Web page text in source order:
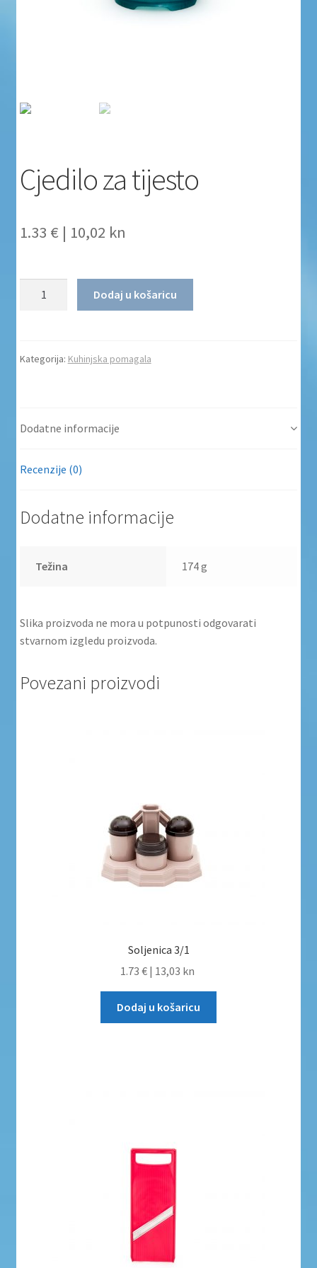
Cjedilo za tijesto
1.33 € | 10,02 kn
Količina Dodaj u košaricu
Kategorija: Kuhinjska pomagala
Dodatne informacije
Recenzije (0)
Dodatne informacije
Težina 174 g
Slika proizvoda ne mora u potpunosti odgovarati
stvarnom izgledu proizvoda.
Povezani proizvodi
Soljenica 3/1
1.73 € | 13,03 kn
Dodaj u košaricu